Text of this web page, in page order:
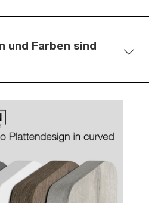
und Farben sind